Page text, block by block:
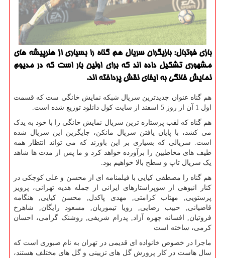
بازی فوتبال: بازیگران سریال هم گناه را بسیاری از هنرپیشه های
مشهوری تشكیل داده اند كه برای اولین بار است كه در مدیوم
نمایش خانگی به ایفای نقش پرداخته اند.
هم گناه عنوان جدیدترین سریال شبکه نمایش خانگی ست که قسمت
اول 1 آن از روز 5 اسفند از سایت کول دانلود توزیع شده است.
هم گناه که لقب پرستاره ترین سریال نمایش خانگی را با خود به یدک
می کشد، با پایان یافتن سریال مانکن، جایگزین این سریال شده
است. سریالی که بسیاری بر این باورند که می تواند انتظار همه
طیف های مخاطبین را برآورده خواهد کرد و ما پس از مدت ها شاهد
یک سریال تاپ و سطح بالا خواهیم بود.
هم گناه را مصطفی کیایی با فیلمنامه ای از محسن و علی کوچکی در
کنار انبوهی از سوپراستارهای ایرانی از جمله هدیه تهرانی، پرویز
پرستویی, مهتاب کرامتی, مهدی پاکدل, محسن کیایی, هنگامه
قاضیانی, حبیب رضایی, رویا تیموریان, مسعود رایگان, شاهرخ
فروتیان, افسانه چهره آزاد, پدرام شریفی, روشنک گرامی، احسان
کرمی، ساخته است
ماجرا در خصوص خانواده ای قدیمی در تهران به نام صبوری است که
سال هاست در کار پرورش گل های تزیینی و گل های مختلف هستند،